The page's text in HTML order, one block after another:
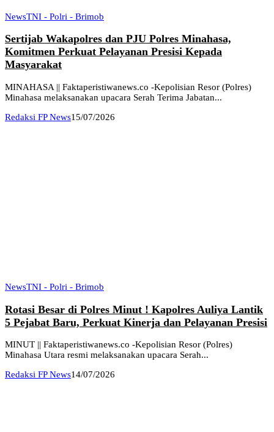
NewsTNI - Polri - Brimob
Sertijab Wakapolres dan PJU Polres Minahasa,
Komitmen Perkuat Pelayanan Presisi Kepada
Masyarakat
MINAHASA || Faktaperistiwanews.co -Kepolisian Resor (Polres)
Minahasa melaksanakan upacara Serah Terima Jabatan...
Redaksi FP News15/07/2026
NewsTNI - Polri - Brimob
Rotasi Besar di Polres Minut ! Kapolres Auliya Lantik
5 Pejabat Baru, Perkuat Kinerja dan Pelayanan Presisi
MINUT || Faktaperistiwanews.co -Kepolisian Resor (Polres)
Minahasa Utara resmi melaksanakan upacara Serah...
Redaksi FP News14/07/2026